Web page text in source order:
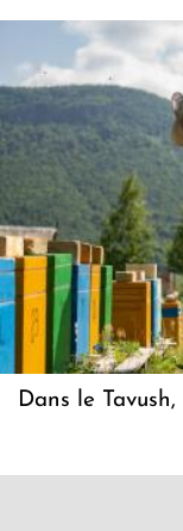
Dans le